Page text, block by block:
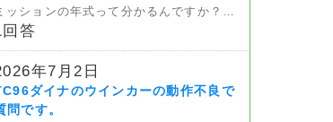
ッションの年式って分かるんですか？…
回答
年7月2日
ダイナのウインカーの動作不良で
問です。